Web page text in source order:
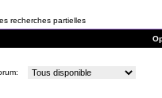
recherches partielles